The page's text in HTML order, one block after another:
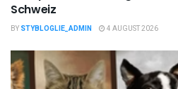
Schweiz
BY STYBLOGLIE_ADMIN 4 AUGUST 2026